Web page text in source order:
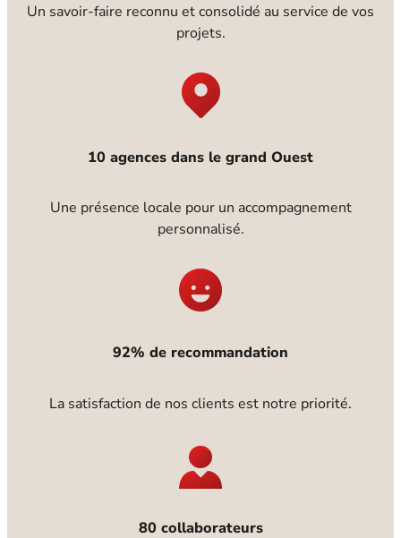
Un savoir-faire reconnu et consolidé au service de vos
projets.
10 agences dans le grand Ouest
Une présence locale pour un accompagnement
personnalisé.
92% de recommandation
La satisfaction de nos clients est notre priorité.
80 collaborateurs